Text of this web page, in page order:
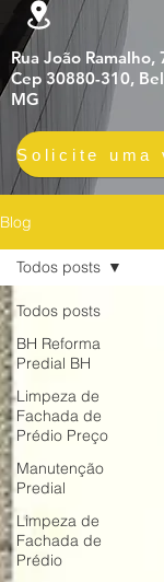
Rua João Ramalho,
Cep 30880-310,
MG
Blog
Todos posts
BH Reforma
Predial BH
Limpeza de
Fachada de
Prédio Preço
Manutenção
Predial
Limpeza de
Fachada de
Prédio
Todos posts